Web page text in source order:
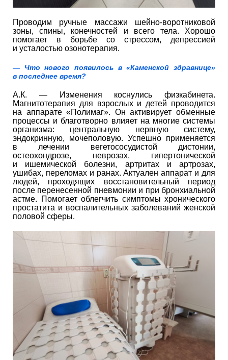
Проводим ручные массажи шейно-воротниковой
зоны, спины, конечностей и всего тела. Хорошо
помогает в борьбе со стрессом, депрессией
и усталостью озонотерапия.
— Что нового появилось в «Каменской здравнице»
в последнее время?
А.К. — Изменения коснулись физкабинета.
Магнитотерапия для взрослых и детей проводится
на аппарате «Полимаг». Он активирует обменные
процессы и благотворно влияет на многие системы
организма: центральную нервную систему,
эндокринную, мочеполовую. Успешно применяется
в лечении вегетососудистой дистонии,
остеохондрозе, неврозах, гипертонической
и ишемической болезни, артритах и артрозах,
ушибах, переломах и ранах. Актуален аппарат и для
людей, проходящих восстановительный период
после перенесенной пневмонии и при бронхиальной
астме. Помогает облегчить симптомы хронического
простатита и воспалительных заболеваний женской
половой сферы.